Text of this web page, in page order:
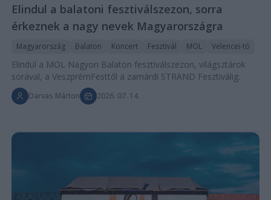
Elindul a balatoni fesztiválszezon, sorra
érkeznek a nagy nevek Magyarországra
Magyarország Balaton Koncert Fesztivál MOL Velencei-tó
Elindul a MOL Nagyon Balaton fesztiválszezon, világsztárok
sorával, a VeszprémFesttől a zamárdi STRAND Fesztiválig.
Darvas Márton 2026. 07. 14.